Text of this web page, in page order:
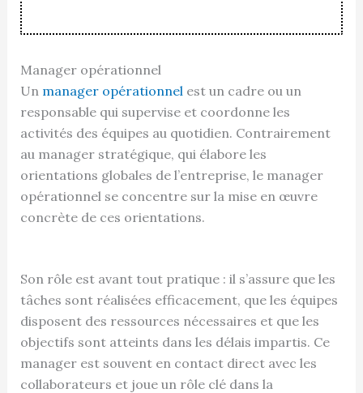
Manager opérationnel
Un manager opérationnel est un cadre ou un
responsable qui supervise et coordonne les
activités des équipes au quotidien. Contrairement
au manager stratégique, qui élabore les
orientations globales de l’entreprise, le manager
opérationnel se concentre sur la mise en œuvre
concrète de ces orientations.
Son rôle est avant tout pratique : il s’assure que les
tâches sont réalisées efficacement, que les équipes
disposent des ressources nécessaires et que les
objectifs sont atteints dans les délais impartis. Ce
manager est souvent en contact direct avec les
collaborateurs et joue un rôle clé dans la